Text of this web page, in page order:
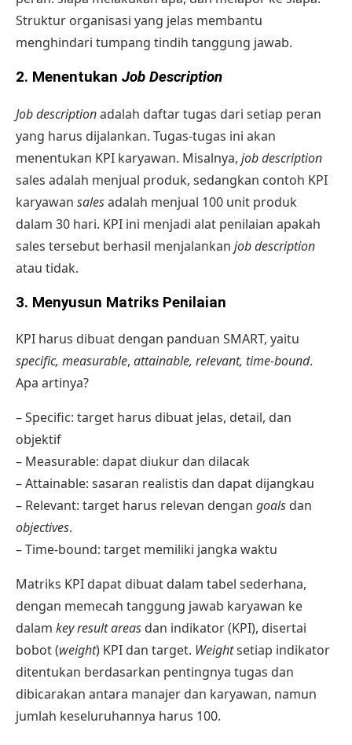
Struktur organisasi yang jelas membantu
menghindari tumpang tindih tanggung jawab.
2. Menentukan Job Description
Job descriptionadalah daftar tugas dari setiap peran
yang harus dijalankan. Tugas-tugas ini akan
menentukan KPI karyawan. Misalnya, job description
sales adalah menjual produk, sedangkan contoh KPI
karyawan salesadalah menjual 100 unit produk
dalam 30 hari. KPI ini menjadi alat penilaian apakah
sales tersebut berhasil menjalankan job description
atau tidak.
3. Menyusun Matriks Penilaian
KPI harus dibuat dengan panduan SMART, yaitu
specific, measurable, attainable, relevant, time-bound.
Apa artinya?
– Specific: target harus dibuat jelas, detail, dan
objektif
– Measurable: dapat diukur dan dilacak
– Attainable: sasaran realistis dan dapat dijangkau
– Relevant: target harus relevan dengan goals dan
objectives.
– Time-bound: target memiliki jangka waktu
Matriks KPI dapat dibuat dalam tabel sederhana,
dengan memecah tanggung jawab karyawan ke
dalam key result areas dan indikator (KPI), disertai
bobot (weight) KPI dan target. Weightsetiap indikator
ditentukan berdasarkan pentingnya tugas dan
dibicarakan antara manajer dan karyawan, namun
jumlah keseluruhannya harus 100.